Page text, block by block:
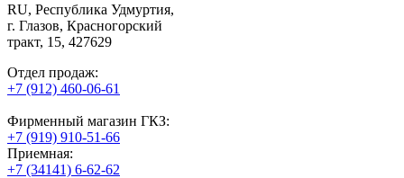
RU, Республика Удмуртия,
г. Глазов, Красногорский
тракт, 15, 427629
Отдел продаж:
+7 (912) 460-06-61
Фирменный магазин ГКЗ:
+7 (919) 910-51-66
Приемная:
+7 (34141) 6-62-62